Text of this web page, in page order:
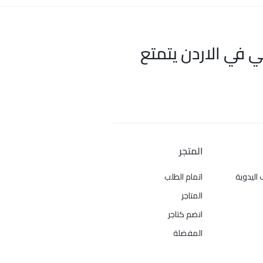
في الاردن يتمتع
اليدوية
المتجر
اتمام الطلب
المتاجر
انضم كتاجر
المفضلة